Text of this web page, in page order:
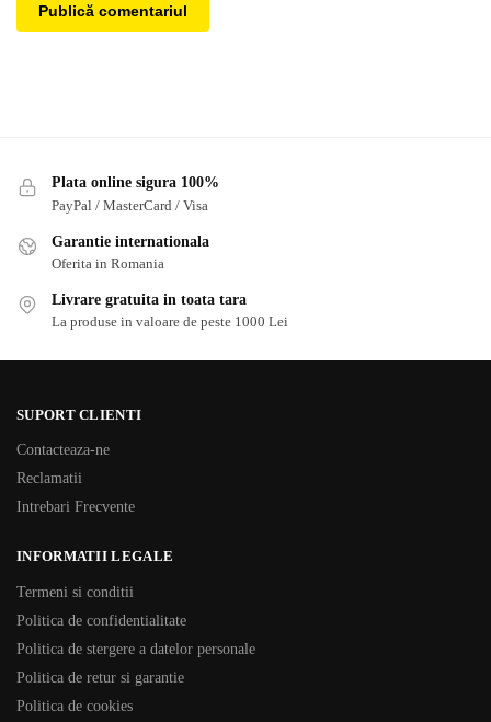
Plata online sigura 100%
PayPal / MasterCard / Visa
Garantie internationala
Oferita in Romania
Livrare gratuita in toata tara
La produse in valoare de peste 1000 Lei
SUPORT CLIENTI
Contacteaza-ne
Reclamatii
Intrebari Frecvente
INFORMATII LEGALE
Termeni si conditii
Politica de confidentialitate
Politica de stergere a datelor personale
Politica de retur si garantie
Politica de cookies